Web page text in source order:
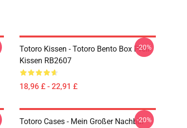
Totoro Kissen - Totoro Bento Box Pfeil
Kissen RB2607
18,96 £ - 22,91 £
-20%
Totoro Cases - Mein Großer Nachbar-20%